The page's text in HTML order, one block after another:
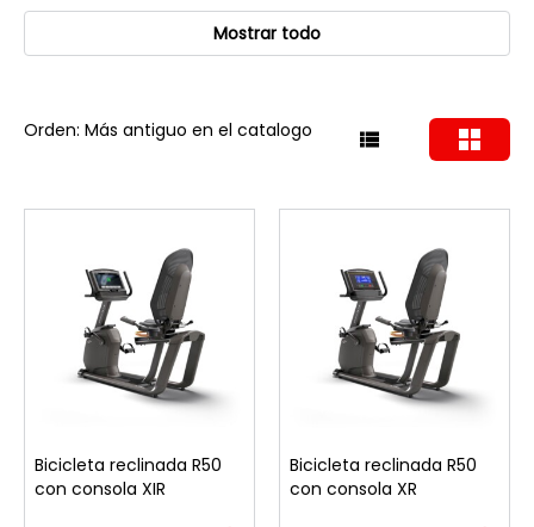
Mostrar todo
Orden: Más antiguo en el catalogo
Bicicleta reclinada R50
con consola XIR
Bicicleta reclinada R50
con consola XR